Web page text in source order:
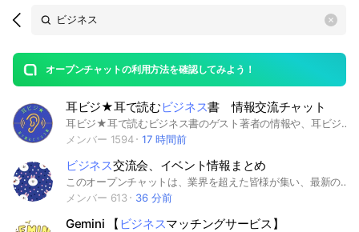
Search
OpenChats
messages
search
area
オープンチャットの利用方法を確認してみよう！
open
耳ビジ★耳で読む ビジネス書 情報交流チャット
耳ビジ★耳で読むビジネス書のゲスト著者の情報や、耳ビジリスナーにとって有益な情報を紹介するチャットです！耳ビジ著者は宣伝に使ってくださいね。リスナーさんは耳ビジを盛り上げる投稿をお願いします！
メンバー 1594
17 時間前
ビジネス交流会、イベント情報まとめ
このオープンチャットは、業界を超えた皆様が集い、最新の交流会やイベントの情報をシェアする場です。各種セミナーや勉強会、交流会の開催情報をいち早くキャッチし、互いにビジネスチャンスを広げましょう。 ・イベント情報の共有と感想の交換を歓迎します。 ・積極的な情報交換で、ネットワークの拡大を目指しましょう。 ・マナーとルールを守って、快適なコミュニケーションを楽しんでください。
メンバー 613
36 分前
Gemini 【 ビジネスマッチングサービス】